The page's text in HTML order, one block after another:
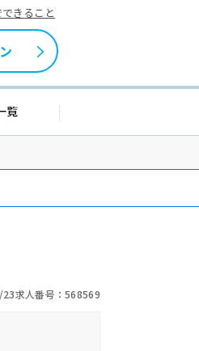
きること
紹介 拠点一覧
求人番号：568569